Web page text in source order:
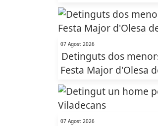
07 Agost 2026
Detinguts dos
Festa Major d'Olesa
07 Agost 2026